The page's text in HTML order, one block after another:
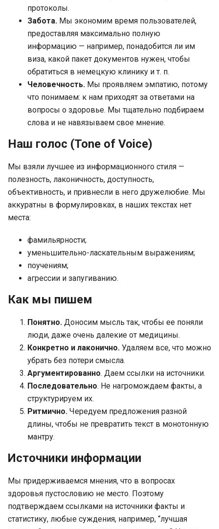
протоколы.
Забота. Мы экономим время пользователей,
предоставляя максимально полную
информацию — например, понадобится ли им
виза, какой пакет документов нужен, чтобы
обратиться в немецкую клинику и т. п.
Человечность. Мы проявляем эмпатию, потому
что понимаем: к нам приходят за ответами на
вопросы о здоровье. Мы тщательно подбираем
слова и не навязываем свое мнение.
Наш голос (Tone of Voice)
Мы взяли лучшее из информационного стиля —
полезность, лаконичность, доступность,
объективность, и привнесли в него дружелюбие. Мы
аккуратны в формулировках, в наших текстах нет
места:
фамильярности;
уменьшительно-ласкательным выражениям;
поучениям;
агрессии и запугиванию.
Как мы пишем
Понятно. Доносим мысль так, чтобы ее поняли
люди, даже очень далекие от медицины.
Конкретно и лаконично. Удаляем все, что можно
убрать без потери смысла.
Аргументированно. Даем ссылки на источники.
Последовательно. Не нагромождаем факты, а
структурируем их.
Ритмично. Чередуем предложения разной
длины, чтобы не превратить текст в монотонную
мантру.
Источники информации
Мы придерживаемся мнения, что в вопросах
здоровья пустословию не место. Поэтому
подтверждаем ссылками на источники факты и
статистику, любые суждения, например, “лучшая